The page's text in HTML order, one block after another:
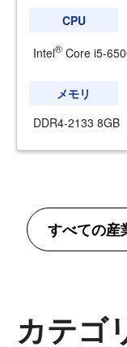
CPU
Intel® Core i5-
メモリ
DDR4-2133 8GB
すべての産
カテゴ